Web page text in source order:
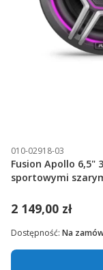
010-02918-03
Fusion Apollo 6,5" 300W Głośniki jachtowe LED ze
sportowymi
2 149,00 zł
Dostępność: Na